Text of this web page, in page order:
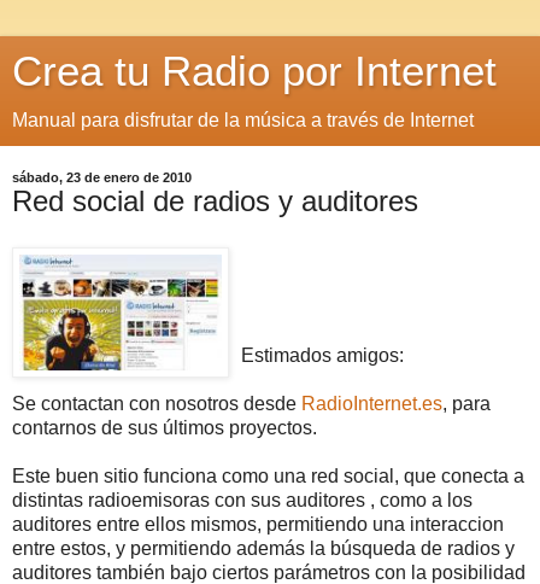
Crea tu Radio por Internet
Manual para disfrutar de la música a través de Internet
sábado, 23 de enero de 2010
Red social de radios y auditores
Estimados amigos:
Se contactan con nosotros desde RadioInternet.es, para
contarnos de sus últimos proyectos.
Este buen sitio funciona como una red social, que conecta a
distintas radioemisoras con sus auditores , como a los
auditores entre ellos mismos, permitiendo una interaccion
entre estos, y permitiendo además la búsqueda de radios y
auditores también bajo ciertos parámetros con la posibilidad